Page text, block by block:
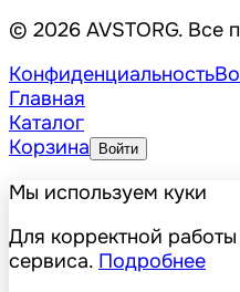
© 2026 AVSTORG. Все
Конфиденциальность
Главная
Каталог
Корзина
Войти
Мы используем куки
Для корректной
сервиса. Подробнее